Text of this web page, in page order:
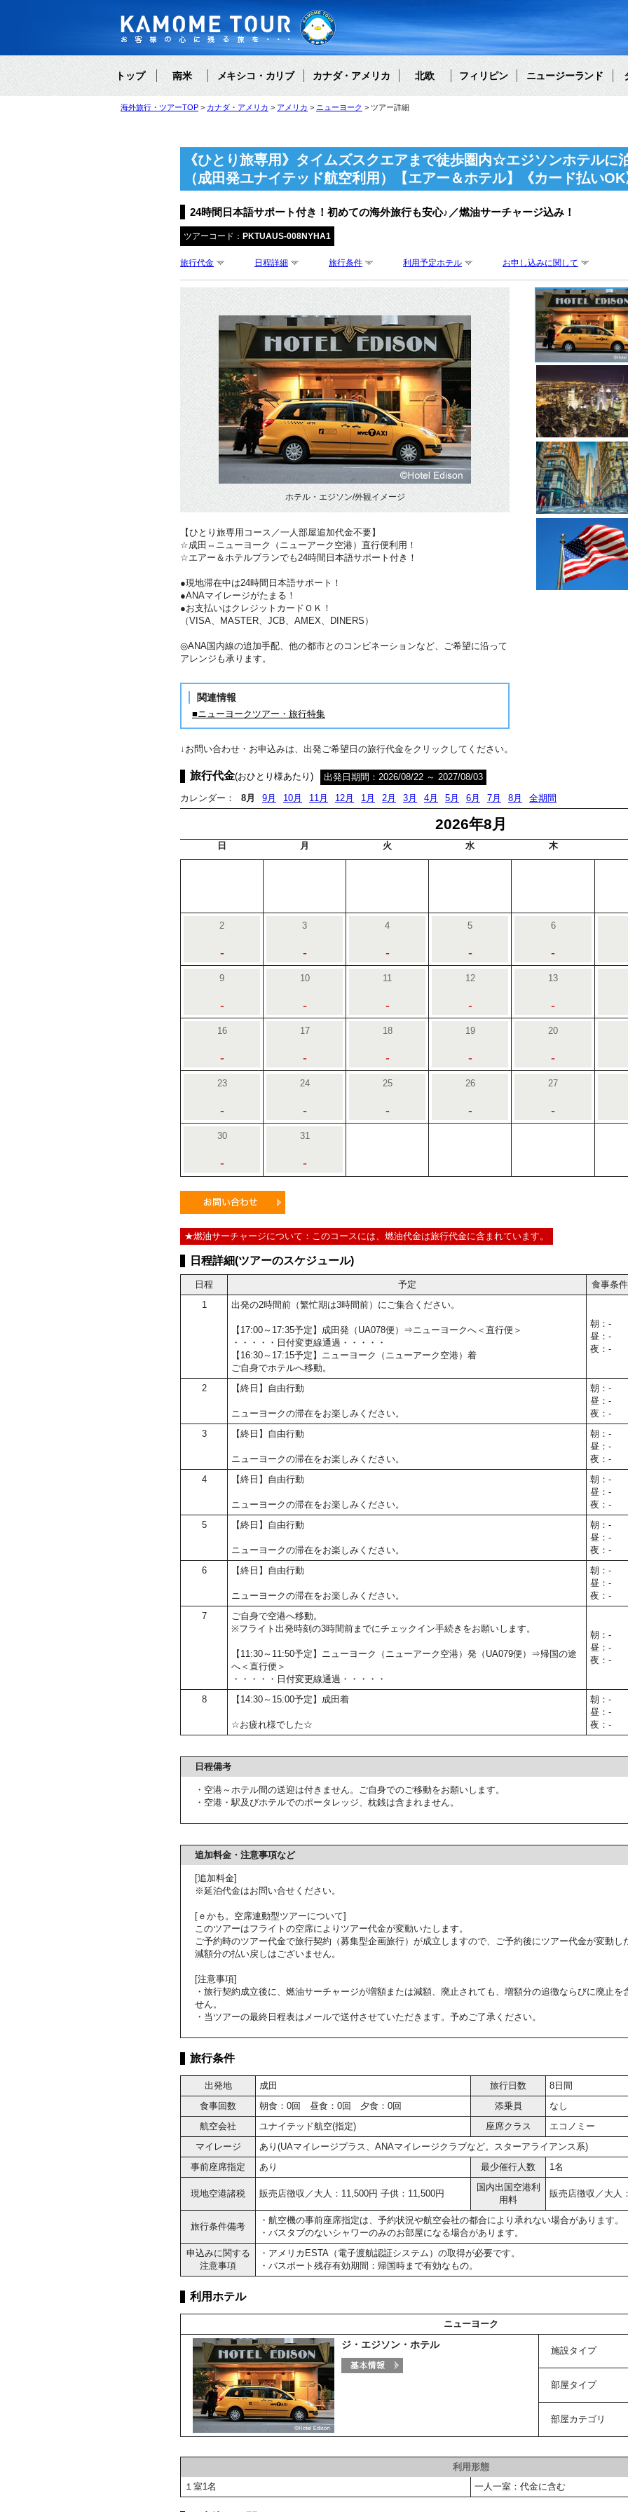
トップ 南米 メキシコ・カリブ カナダ・アメリカ 北欧 フィリピン ニュージーランド
海外旅行・ツアーTOP カナダ・アメリカ アメリカ ニューヨーク ツアー詳細
《ひとり旅専用》タイムズスクエアまで徒歩圏内☆エジソンホテルに
（成田発ユナイテッド航空利用）【エアー＆ホテル】《カード払いOK
24時間日本語サポート付き！初めての海外旅行も安心♪／燃油サーチャージ込み！
ツアーコード： PKTUAUS-008NYHA1
旅行代金 日程詳細 旅行条件 利用予定ホテル お申し込みに関して
ホテル・エジソン/外観イメージ
【ひとり旅専用コース／一人部屋追加代金不要】
☆成田⇔ニューヨーク（ニューアーク空港）直行便利用！
☆エアー＆ホテルプランでも24時間日本語サポート付き！
●現地滞在中は24時間日本語サポート！
●ANAマイレージがたまる！
●お支払いはクレジットカードＯＫ！
（VISA、MASTER、JCB、AMEX、DINERS）
◎ANA国内線の追加手配、他の都市とのコンビネーションなど、ご希望に沿って
アレンジも承ります。
関連情報
■ニューヨークツアー・旅行特集
↓お問い合わせ・お申込みは、出発ご希望日の旅行代金をクリックしてください。
旅行代金(おひとり様あたり)
出発日期間：2026/08/22 ～ 2027/08/03
カレンダー：
8月 9月 10月 11月 12月 1月 2月 3月 4月 5月 6月 7月 8月 全期間
2026年8月
日 月 火 水 木
2
-
3
-
4
-
5
-
6
-
9
-
10
-
11
-
12
-
13
-
16
-
17
-
18
-
19
-
20
-
23
-
24
-
25
-
26
-
27
-
30
-
31
-
★燃油サーチャージについて：このコースには、燃油代金は旅行代金に含まれています。
日程詳細(ツアーのスケジュール)
日程 予定 食事条件
1
出発の2時間前（繁忙期は3時間前）にご集合ください。
【17:00～17:35予定】成田発（UA078便）⇒ニューヨークへ＜直行便＞
・・・・・日付変更線通過・・・・・
【16:30～17:15予定】ニューヨーク（ニューアーク空港）着
ご自身でホテルへ移動。
朝：-
昼：-
夜：-
2 【終日】自由行動
ニューヨークの滞在をお楽しみください。
朝：-
昼：-
夜：-
3 【終日】自由行動
ニューヨークの滞在をお楽しみください。
朝：-
昼：-
夜：-
4 【終日】自由行動
ニューヨークの滞在をお楽しみください。
朝：-
昼：-
夜：-
5 【終日】自由行動
ニューヨークの滞在をお楽しみください。
朝：-
昼：-
夜：-
6 【終日】自由行動
ニューヨークの滞在をお楽しみください。
朝：-
昼：-
夜：-
7
ご自身で空港へ移動。
※フライト出発時刻の3時間前までにチェックイン手続きをお願いします。
【11:30～11:50予定】ニューヨーク（ニューアーク空港）発（UA079便）⇒帰国の途
へ＜直行便＞
・・・・・日付変更線通過・・・・・
朝：-
昼：-
夜：-
8 【14:30～15:00予定】成田着
☆お疲れ様でした☆
朝：-
昼：-
夜：-
日程備考
・空港～ホテル間の送迎は付きません。ご自身でのご移動をお願いします。
・空港・駅及びホテルでのポータレッジ、枕銭は含まれません。
追加料金・注意事項など
[追加料金]
※延泊代金はお問い合せください。
[ｅかも。空席連動型ツアーについて]
このツアーはフライトの空席によりツアー代金が変動いたします。
ご予約時のツアー代金で旅行契約（募集型企画旅行）が成立しますので、ご予約後にツアー代金が変動し
減額分の払い戻しはございません。
[注意事項]
・旅行契約成立後に、燃油サーチャージが増額または減額、廃止されても、増額分の追徴ならびに廃止を
せん。
・当ツアーの最終日程表はメールで送付させていただきます。予めご了承ください。
旅行条件
出発地 成田 旅行日数
8日間
食事回数
朝食：0回 昼食：0回 夕食：0回 添乗員
なし
航空会社
ユナイテッド航空(指定) 座席クラス
エコノミー
マイレージ
あり(UAマイレージプラス、ANAマイレージクラブなど。スターアライアンス系)
事前座席指定
あり 最少催行人数 1名
現地空港諸税 販売店徴収／大人：11,500円 子供：11,500円
国内出国空港利
用料
販売店徴収／大人
旅行条件備考
・航空機の事前座席指定は、予約状況や航空会社の都合により承れない場合があります。
・バスタブのないシャワーのみのお部屋になる場合があります。
申込みに関する
注意事項
・アメリカESTA（電子渡航認証システム）の取得が必要です。
・パスポート残存有効期間：帰国時まで有効なもの。
利用ホテル
ニューヨーク
ジ・エジソン・ホテル
施設タイプ
部屋タイプ
部屋カテゴリ
利用形態
１室1名
一人一室：代金に含む